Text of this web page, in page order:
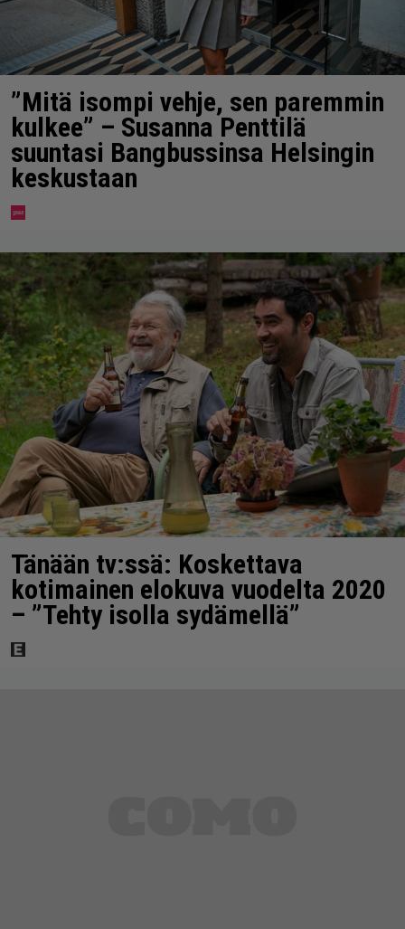
”Mitä isompi vehje, sen paremmin
kulkee” – Susanna Penttilä
suuntasi Bangbussinsa Helsingin
keskustaan
Tänään tv:ssä: Koskettava
kotimainen elokuva vuodelta 2020
– ”Tehty isolla sydämellä”